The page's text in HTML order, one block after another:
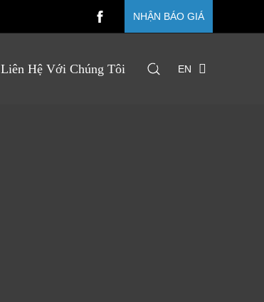
NHẬN BÁO GIÁ
Liên Hệ Với Chúng Tôi EN